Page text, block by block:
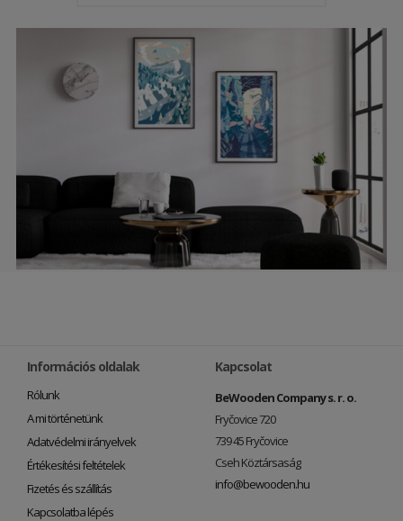
Információs oldalak
Rólunk
A mi történetünk
Adatvédelmi irányelvek
Értékesítési feltételek
Fizetés és szállítás
Kapcsolatba lépés
Kapcsolat
BeWooden Company s. r. o.
Fryčovice 720
739 45 Fryčovice
Cseh Köztársaság
info@bewooden.hu